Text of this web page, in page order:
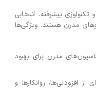
پیشرفته، انتخابی
مدرن هستند. ویژگی‌ها
مدرن برای بهبود
از افزودنی‌ها، روانکارها و